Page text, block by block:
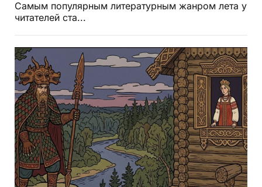
Самым популярным литературным жанром лета у
читателей ста...